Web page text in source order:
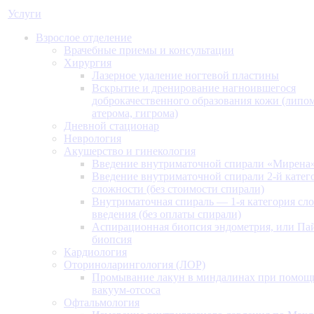
Услуги
Взрослое отделение
Врачебные приемы и консультации
Хирургия
Лазерное удаление ногтевой пластины
Вскрытие и дренирование нагноившегося
доброкачественного образования кожи
атерома, гигрома)
Дневной стационар
Неврология
Акушерство и гинекология
Введение внутриматочной спирали
Введение внутриматочной спирали 2-й
сложности (без стоимости спирали)
Внутриматочная спираль — 1-я категория
введения (без оплаты спирали)
Аспирационная биопсия эндометрия, или
биопсия
Кардиология
Оториноларингология (ЛОР)
Промывание лакун в миндалинах при
вакуум-отсоса
Офтальмология